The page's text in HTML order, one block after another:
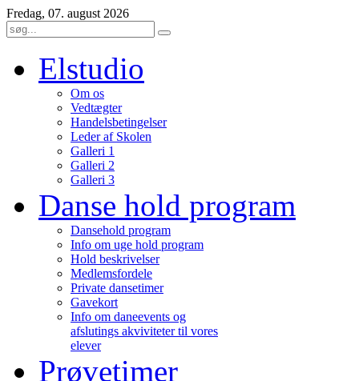
Fredag, 07. august 2026
Elstudio
Om os
Vedtægter
Handelsbetingelser
Leder af Skolen
Galleri 1
Galleri 2
Galleri 3
Danse hold program
Dansehold program
Info om uge hold program
Hold beskrivelser
Medlemsfordele
Private dansetimer
Gavekort
Info om daneevents og
afslutings akviviteter til vores
elever
Prøvetimer